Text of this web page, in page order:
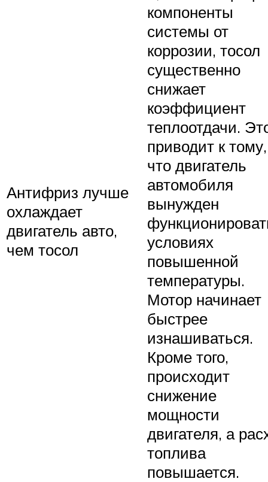
Антифриз лучше
охлаждает
двигатель авто,
чем тосол
компоненты
системы от
коррозии, тосол
существенно
снижает
коэффициент
теплоотдачи.
приводит к тому,
что двигатель
автомобиля
вынужден
условиях
повышенной
температуры.
Мотор начинает
быстрее
изнашиваться.
Кроме того,
происходит
снижение
мощности
двигателя, а
топлива
повышается.